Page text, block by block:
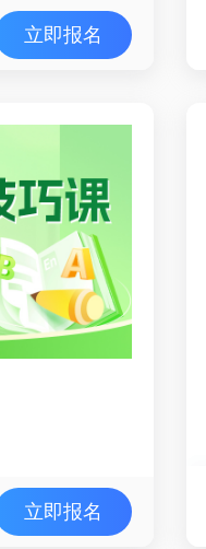
立即报名
立即报名